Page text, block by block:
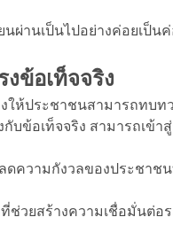
ผ่านเป็นไปอย่างค่อยเป็น
ข้อเท็จจริง
ให้ประชาชนสามารถทบท
ข้อเท็จจริง สามารถเข้า
ความกังวลของประชาช
วยสร้างความเชื่อมั่นต่อ